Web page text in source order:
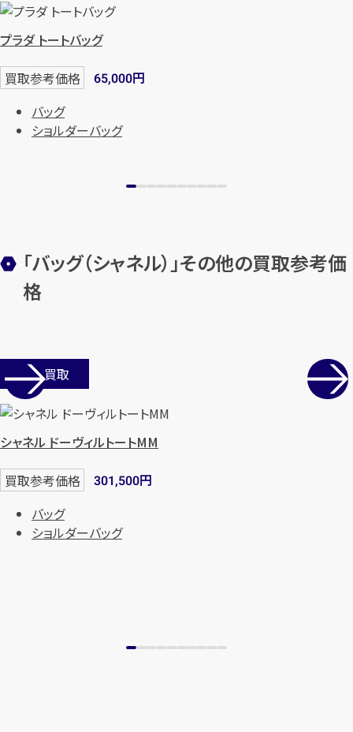
プラダ トートバッグ
買取参考価格 65,000円
バッグ
ショルダーバッグ
「バッグ（シャネル）」その他の買取参考価
格
店舗買取
シャネル ドーヴィルトートMM
買取参考価格 301,500円
バッグ
ショルダーバッグ